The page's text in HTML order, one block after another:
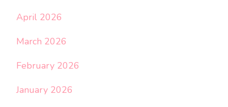
April 2026
March 2026
February 2026
January 2026